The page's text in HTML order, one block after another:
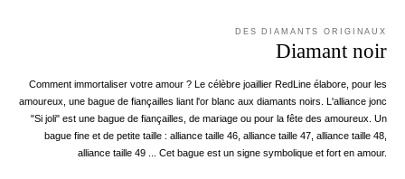
DES DIAMANTS ORIGINAUX
Diamant noir
Comment immortaliser votre amour ? Le célèbre joaillier RedLine élabore, pour les
amoureux, une bague de fiançailles liant l'or blanc aux diamants noirs. L'alliance jonc
"Si joli" est une bague de fiançailles, de mariage ou pour la fête des amoureux. Un
bague fine et de petite taille : alliance taille 46, alliance taille 47, alliance taille 48,
alliance taille 49 ... Cet bague est un signe symbolique et fort en amour.